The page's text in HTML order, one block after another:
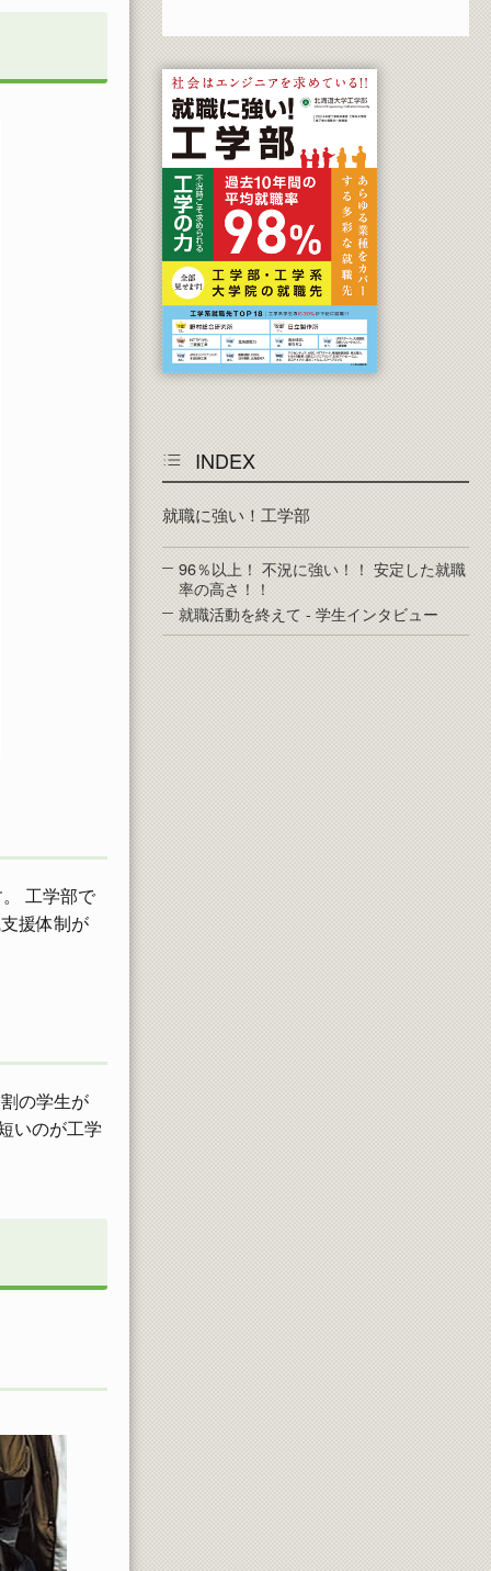
工学部で
援体制が
の学生が
いのが工学
INDEX
就職に強い！工学部
96％以上！ 不況に強い！！ 安定した就職
率の高さ！！
就職活動を終えて - 学生インタビュー